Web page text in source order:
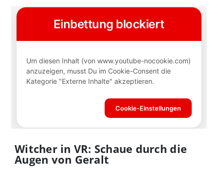
Witcher in VR: Schaue durch die
Augen von Geralt